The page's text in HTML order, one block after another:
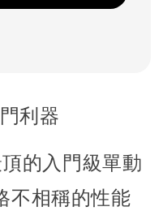
利器
的入門級單動
不相稱的性能